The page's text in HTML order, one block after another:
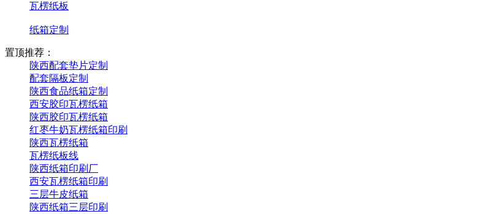
瓦楞纸板
纸箱定制
置顶推荐：
陕西配套垫片定制
配套隔板定制
陕西食品纸箱定制
西安胶印瓦楞纸箱
陕西胶印瓦楞纸箱
红枣牛奶瓦楞纸箱印刷
陕西瓦楞纸箱
瓦楞纸板线
陕西纸箱印刷厂
西安瓦楞纸箱印刷
三层牛皮纸箱
陕西纸箱三层印刷